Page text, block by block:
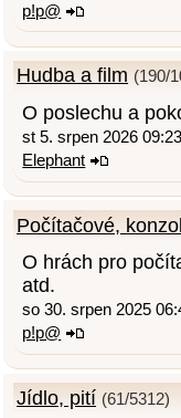
p!p@
Hudba a film (190/
O poslechu a
st 5. srpen 2026 09:23
Elephant
Počítačové,
O hrách pro
atd.
so 30. srpen 2025
p!p@
Jídlo, pití (61/5312)